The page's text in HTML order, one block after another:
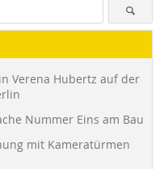
Verena Hubertz auf der
Nummer Eins am Bau
mit Kameratürmen